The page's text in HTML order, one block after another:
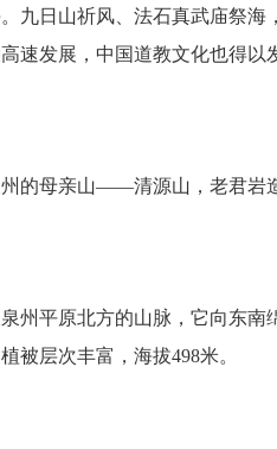
九日山祈风、法石真武庙祭
速发展，中国道教文化也得以
的母亲山——清源山，老君岩
州平原北方的山脉，它向东
被层次丰富，海拔498米。